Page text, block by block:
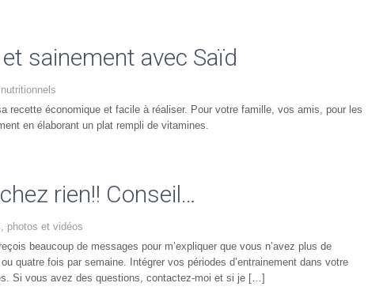
sainement avec Saïd
recette économique et facile à réaliser. Pour votre famille, vos amis, pour les
en élaborant un plat rempli de vitamines.
rien!! Conseil…
photos et vidéos
beaucoup de messages pour m’expliquer que vous n’avez plus de
quatre fois par semaine. Intégrer vos périodes d’entrainement dans votre
Si vous avez des questions, contactez-moi et si je […]